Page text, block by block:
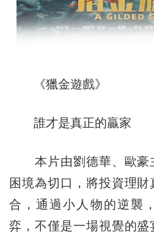
《獵金遊戲》
誰才是真正的贏家
本片由劉德華、歐豪
困境為切口，將投資理
合，通過小人物的逆襲
弈，不僅是一場視覺的